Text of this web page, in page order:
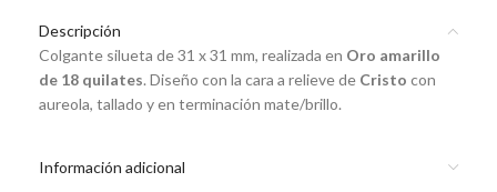
Descripción
Colgante silueta de 31 x 31 mm, realizada en Oro amarillo
de 18 quilates. Diseño con la cara a relieve de Cristo con
aureola, tallado y en terminación mate/brillo.
Información adicional